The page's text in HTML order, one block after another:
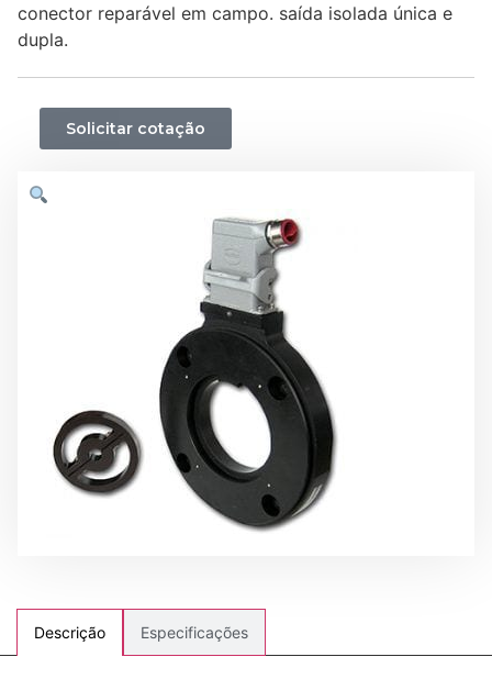
conector reparável em campo. saí­da isolada única e
dupla.
Solicitar cotação
Descrição Especificações